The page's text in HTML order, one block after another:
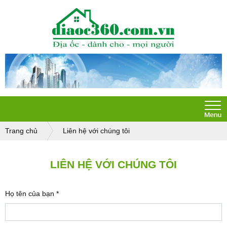
Trang chủ Liên hệ với chúng tôi
LIÊN HỆ VỚI CHÚNG TÔI
Họ tên của bạn *